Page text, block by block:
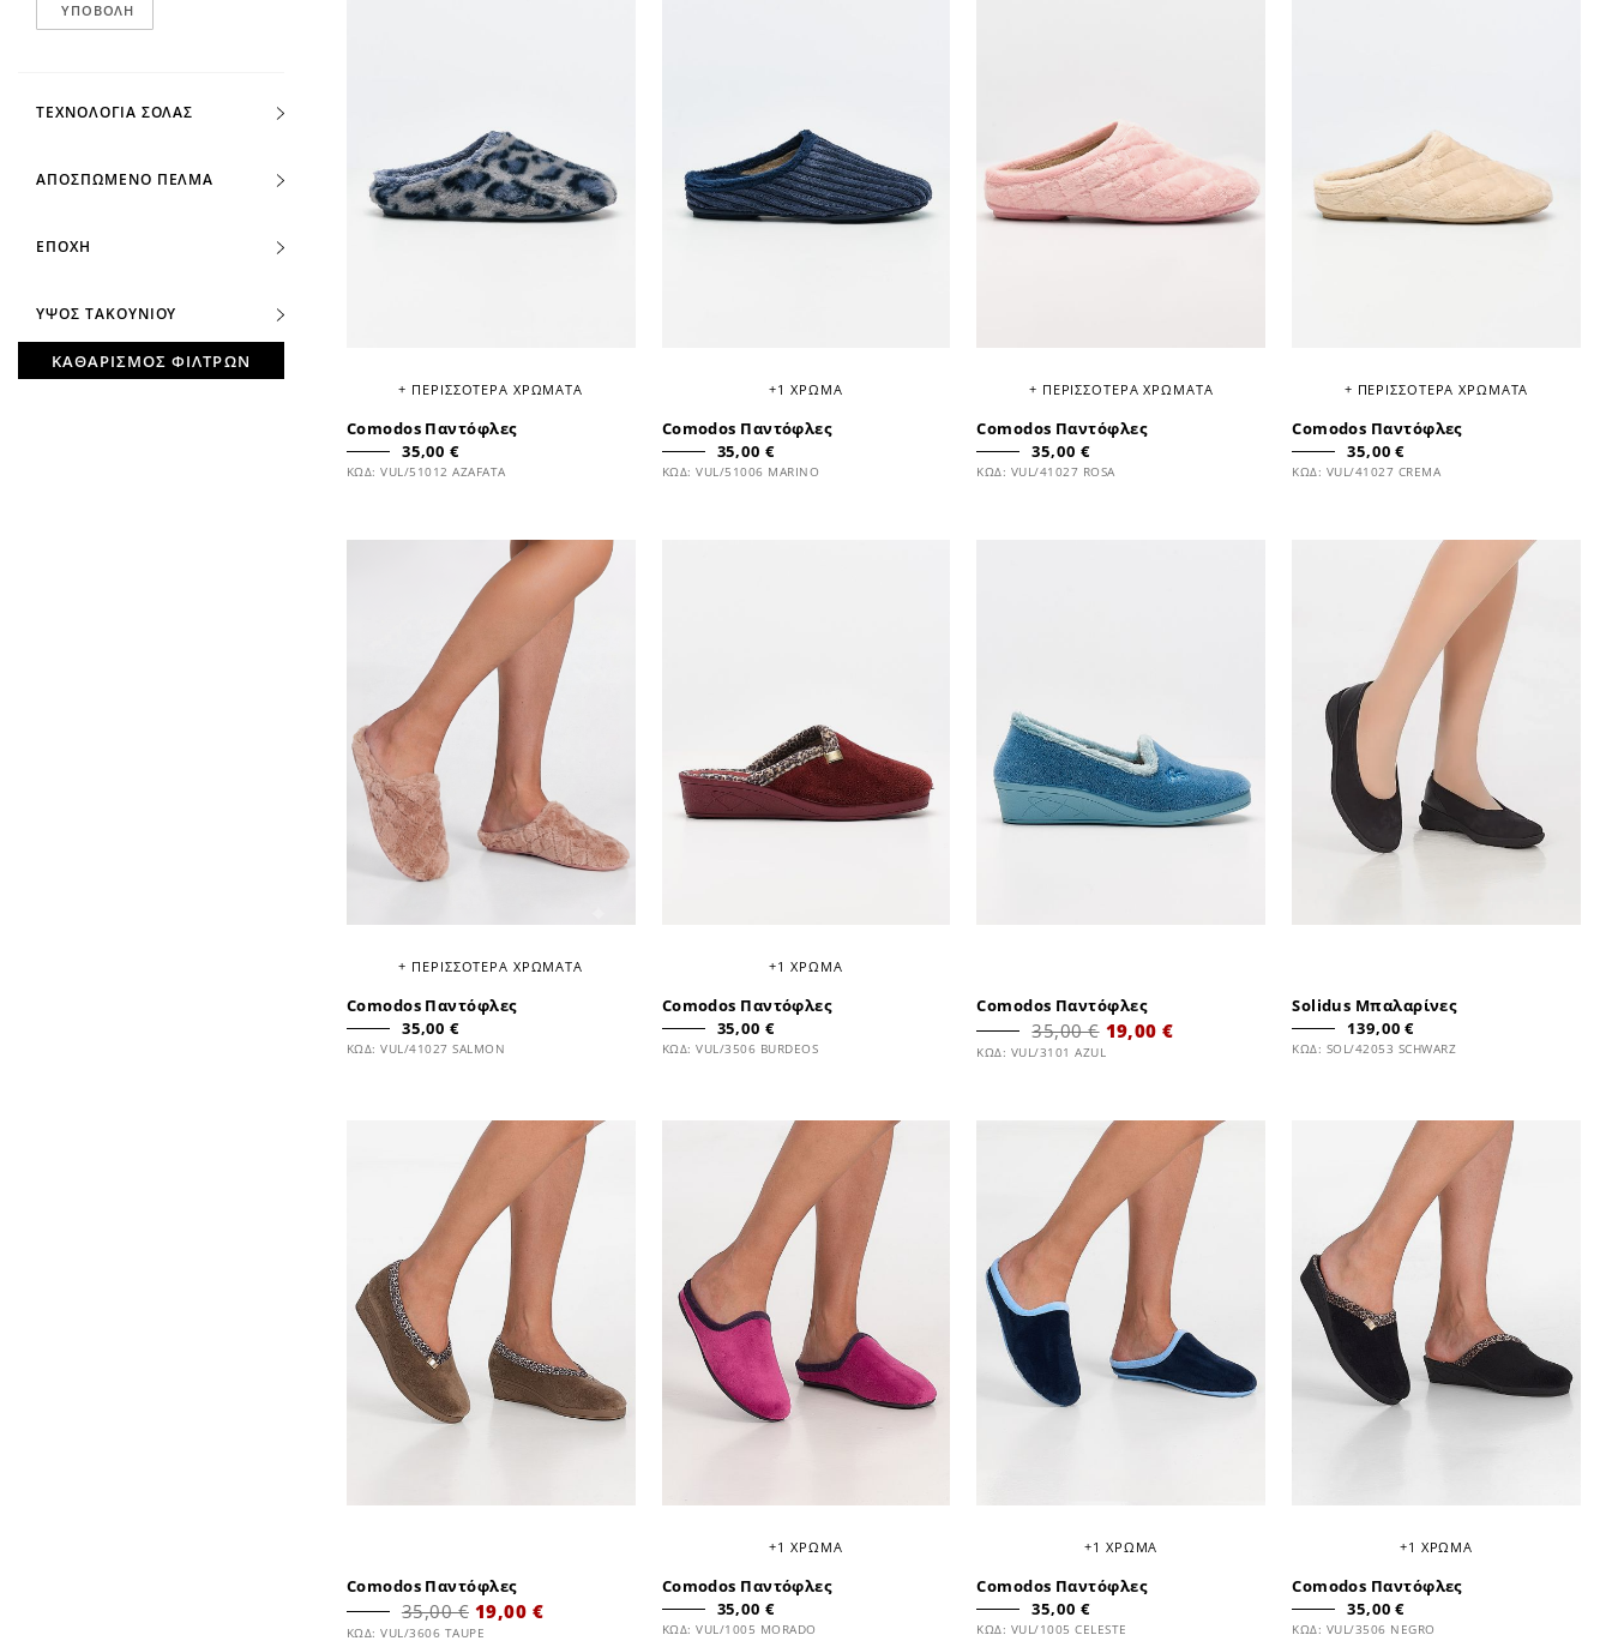
+ ΠΕΡΙΣΣΟΤΕΡΑ ΧΡΩΜΑΤΑ
Comodos Παντόφλες
35,00 €
ΚΩΔ: VUL/51012 AZAFATA
+1 ΧΡΩΜΑ
Comodos Παντόφλες
35,00 €
ΚΩΔ: VUL/51006 MARINO
+ ΠΕΡΙΣΣΟΤΕΡΑ ΧΡΩΜΑΤΑ
Comodos Παντόφλες
35,00 €
ΚΩΔ: VUL/41027 ROSA
+ ΠΕΡΙΣΣΟΤΕΡΑ ΧΡΩΜΑΤΑ
Comodos Παντόφλες
35,00 €
ΚΩΔ: VUL/41027 CREMA
+ ΠΕΡΙΣΣΟΤΕΡΑ ΧΡΩΜΑΤΑ
Comodos Παντόφλες
35,00 €
ΚΩΔ: VUL/41027 SALMON
+1 ΧΡΩΜΑ
Comodos Παντόφλες
35,00 €
ΚΩΔ: VUL/3506 BURDEOS
Comodos Παντόφλες
19,00 €
35,00 €
ΚΩΔ: VUL/3101 AZUL
Solidus Μπαλαρίνες
139,00 €
ΚΩΔ: SOL/42053 SCHWARZ
Comodos Παντόφλες
19,00 €
35,00 €
ΚΩΔ: VUL/3606 TAUPE
+1 ΧΡΩΜΑ
Comodos Παντόφλες
35,00 €
ΚΩΔ: VUL/1005 MORADO
+1 ΧΡΩΜΑ
Comodos Παντόφλες
35,00 €
ΚΩΔ: VUL/1005 CELESTE
+1 ΧΡΩΜΑ
Comodos Παντόφλες
35,00 €
ΚΩΔ: VUL/3506 NEGRO
ΥΠΟΒΟΛΉ
ΤΕΧΝΟΛΟΓΙΑ ΣΟΛΑΣ
ΑΠΟΣΠΩΜΕΝΟ ΠΕΛΜΑ
ΕΠΟΧΗ
ΥΨΟΣ ΤΑΚΟΥΝΙΟΥ
ΚΑΘΑΡΙΣΜΟΣ ΦΙΛΤΡΩΝ